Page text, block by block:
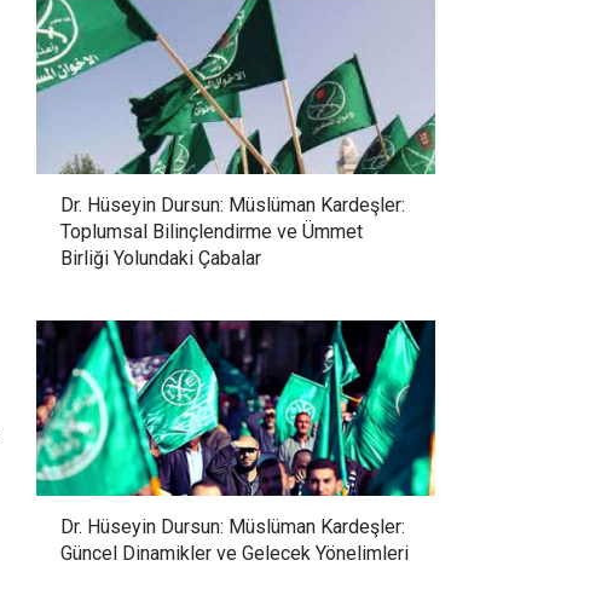
Dr. Hüseyin Dursun: Müslüman Kardeşler:
Toplumsal Bilinçlendirme ve Ümmet
Birliği Yolundaki Çabalar
Dr. Hüseyin Dursun: Müslüman Kardeşler:
Güncel Dinamikler ve Gelecek Yönelimleri